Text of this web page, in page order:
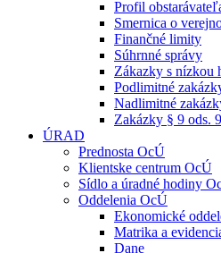
Profil
Smernica o
Finančné limity
Súhrnné správy
Zákazky s nízkou
Podlimitné
Nadlimitné
Zakázky § 9 ods.
ÚRAD
Prednosta OcÚ
Klientske centrum OcÚ
Sídlo a úradné hodiny
Oddelenia OcÚ
Ekonomické
Matrika a
Dane